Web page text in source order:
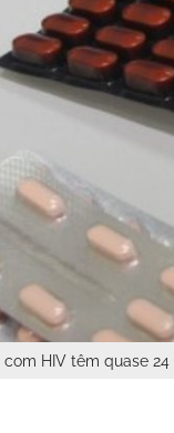
com HIV têm quase